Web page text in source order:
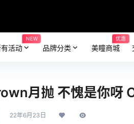
有活动
NEW
品牌分类 美瞳商城
优惠
月抛 不愧是你呀
22年6月23日